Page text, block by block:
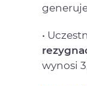
•
wynosi